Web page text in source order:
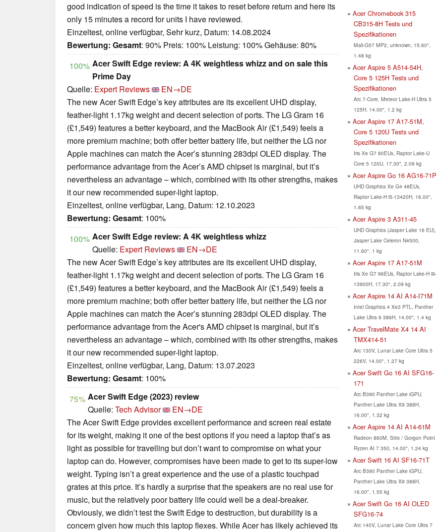
good indication of speed is the time it takes to reset before return and here its
only 15 minutes a record for units I have reviewed.
Einzeltest, online verfügbar, Sehr kurz, Datum: 14.08.2024
Bewertung: Gesamt: 90% Preis: 100% Leistung: 100% Gehäuse: 80%
100% Acer Swift Edge review: A 4K weightless whizz and on sale this
Prime Day
Quelle: Expert Reviews
EN→DE
The new Acer Swift Edge’s key attributes are its excellent UHD display,
feather-light 1.17kg weight and decent selection of ports. The LG Gram 16
(£1,549) features a better keyboard, and the MacBook Air (£1,549) feels a
more premium machine; both offer better battery life, but neither the LG nor
Apple machines can match the Acer’s stunning 283dpi OLED display. The
performance advantage from the Acer’s AMD chipset is marginal, but it’s
nevertheless an advantage – which, combined with its other strengths, makes
it our new recommended super-light laptop.
Einzeltest, online verfügbar, Lang, Datum: 12.10.2023
Bewertung: Gesamt: 100%
100% Acer Swift Edge review: A 4K weightless whizz
Quelle: Expert Reviews
EN→DE
The new Acer Swift Edge’s key attributes are its excellent UHD display,
feather-light 1.17kg weight and decent selection of ports. The LG Gram 16
(£1,549) features a better keyboard, and the MacBook Air (£1,549) feels a
more premium machine; both offer better battery life, but neither the LG nor
Apple machines can match the Acer’s stunning 283dpi OLED display. The
performance advantage from the Acer's AMD chipset is marginal, but it’s
nevertheless an advantage – which, combined with its other strengths, makes
it our new recommended super-light laptop.
Einzeltest, online verfügbar, Lang, Datum: 13.07.2023
Bewertung: Gesamt: 100%
75% Acer Swift Edge (2023) review
Quelle: Tech Advisor
EN→DE
The Acer Swift Edge provides excellent performance and screen real estate
for its weight, making it one of the best options if you need a laptop that’s as
light as possible for travelling but don’t want to compromise on what your
laptop can do. However, compromises have been made to get to its super-low
weight. Typing isn’t a great experience and the use of a plastic touchpad
grates at this price. It’s hardly a surprise that the speakers are no real use for
music, but the relatively poor battery life could well be a deal-breaker.
Obviously, we didn’t test the Swift Edge to destruction, but durability is a
concern given how much this laptop flexes. While Acer has likely achieved its
Acer Chromebook 315
CB315-8H Tests und
Spezifikationen
Mali-G57 MP2, unknown, 15.60",
1.48 kg
Acer Aspire 5 A514-54H,
Core 5 125H Tests und
Spezifikationen
Arc 7-Core, Meteor Lake-H Ultra 5
125H, 14.00", 1.2 kg
Acer Aspire 17 A17-51M,
Core 5 120U Tests und
Spezifikationen
Iris Xe G7 80EUs, Raptor Lake-U
Core 5 120U, 17.30", 2.09 kg
Acer Aspire Go 16 AG16-71P
UHD Graphics Xe G4 48EUs,
Raptor Lake-H i5-13420H, 16.00",
1.65 kg
Acer Aspire 3 A311-45
UHD Graphics (Jasper Lake 16 EU),
Jasper Lake Celeron N4500,
11.60", 1 kg
Acer Aspire 17 A17-51M
Iris Xe G7 96EUs, Raptor Lake-H i9-
13900H, 17.30", 2.09 kg
Acer Aspire 14 AI A14-I71M
Intel Graphics 4 Xe3 PTL, Panther
Lake Ultra 9 386H, 14.00", 1.4 kg
Acer TravelMate X4 14 AI
TMX414-51
Arc 130V, Lunar Lake Core Ultra 5
226V, 14.00", 1.27 kg
Acer Swift Go 16 AI SFG16-
171
Arc B390 Panther Lake iGPU,
Panther Lake Ultra X9 388H,
16.00", 1.32 kg
Acer Aspire 14 AI A14-61M
Radeon 860M, Strix / Gorgon Point
Ryzen AI 7 350, 14.00", 1.24 kg
Acer Swift 16 AI SF16-71T
Arc B390 Panther Lake iGPU,
Panther Lake Ultra X9 388H,
16.00", 1.55 kg
Acer Swift Go 16 AI OLED
SFG16-74
Arc 140V, Lunar Lake Core Ultra 7